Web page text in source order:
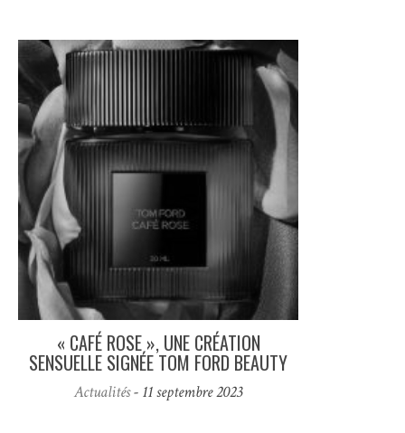
« CAFÉ ROSE », UNE CRÉATION
SENSUELLE SIGNÉE TOM FORD BEAUTY
Actualités- 11 septembre 2023